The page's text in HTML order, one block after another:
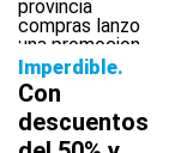
Imperdible
Con
descuentos